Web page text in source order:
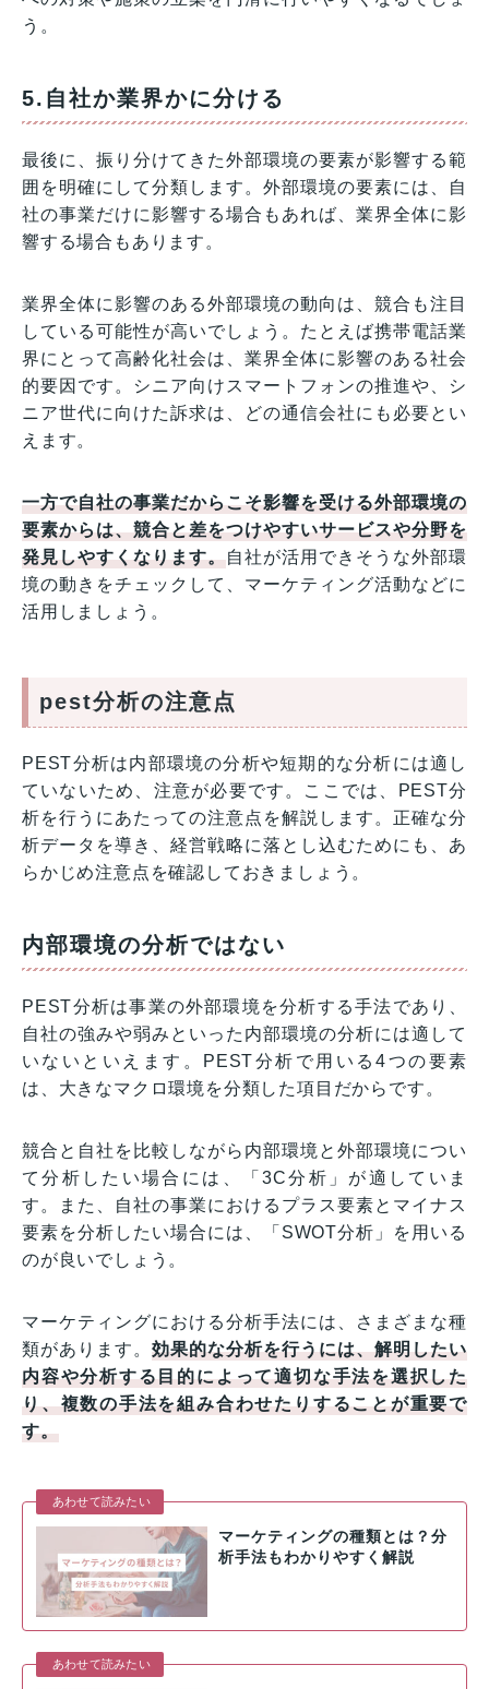
う。
5.自社か業界かに分ける
最後に、振り分けてきた外部環境の要素が影響する範
囲を明確にして分類します。外部環境の要素には、自
社の事業だけに影響する場合もあれば、業界全体に影
響する場合もあります。
業界全体に影響のある外部環境の動向は、競合も注目
している可能性が高いでしょう。たとえば携帯電話業
界にとって高齢化社会は、業界全体に影響のある社会
的要因です。シニア向けスマートフォンの推進や、シ
ニア世代に向けた訴求は、どの通信会社にも必要とい
えます。
一方で自社の事業だからこそ影響を受ける外部環境の
要素からは、競合と差をつけやすいサービスや分野を
発見しやすくなります。自社が活用できそうな外部環
境の動きをチェックして、マーケティング活動などに
活用しましょう。
pest分析の注意点
PEST分析は内部環境の分析や短期的な分析には適し
ていないため、注意が必要です。ここでは、PEST分
析を行うにあたっての注意点を解説します。正確な分
析データを導き、経営戦略に落とし込むためにも、あ
らかじめ注意点を確認しておきましょう。
内部環境の分析ではない
PEST分析は事業の外部環境を分析する手法であり、
自社の強みや弱みといった内部環境の分析には適して
いないといえます。PEST分析で用いる4つの要素
は、大きなマクロ環境を分類した項目だからです。
競合と自社を比較しながら内部環境と外部環境につい
て分析したい場合には、「3C分析」が適していま
す。また、自社の事業におけるプラス要素とマイナス
要素を分析したい場合には、「SWOT分析」を用いる
のが良いでしょう。
マーケティングにおける分析手法には、さまざまな種
類があります。効果的な分析を行うには、解明したい
内容や分析する目的によって適切な手法を選択した
り、複数の手法を組み合わせたりすることが重要で
す。
あわせて読みたい
マーケティングの種類とは？分
析手法もわかりやすく解説
あわせて読みたい